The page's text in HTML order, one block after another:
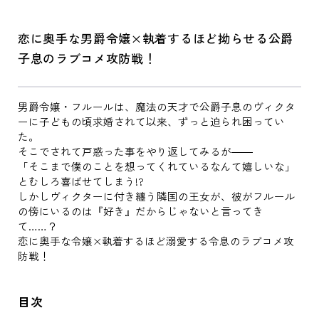
恋に奥手な男爵令嬢×執着するほど拗らせる公爵
子息のラブコメ攻防戦！
男爵令嬢・フルールは、魔法の天才で公爵子息のヴィクタ
ーに子どもの頃求婚されて以来、ずっと迫られ困ってい
た。
そこでされて戸惑った事をやり返してみるが――
「そこまで僕のことを想ってくれているなんて嬉しいな」
とむしろ喜ばせてしまう!?
しかしヴィクターに付き纏う隣国の王女が、彼がフルール
の傍にいるのは『好き』だからじゃないと言ってき
て……？
恋に奥手な令嬢×執着するほど溺愛する令息のラブコメ攻
防戦！
目次